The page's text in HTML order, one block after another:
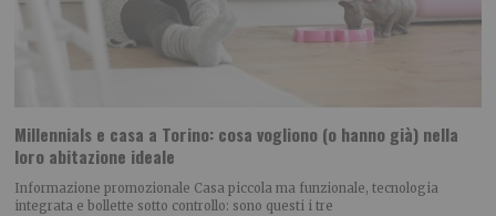
Millennials e casa a Torino: cosa vogliono (o hanno già) nella
loro abitazione ideale
Informazione promozionale Casa piccola ma funzionale, tecnologia
integrata e bollette sotto controllo: sono questi i tre